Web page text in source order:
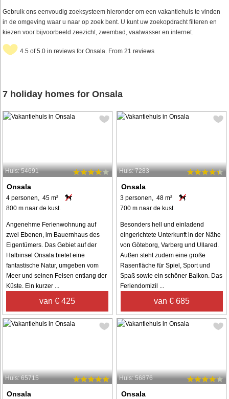
Gebruik ons eenvoudig zoeksysteem hieronder om een vakantiehuis te vinden
in de omgeving waar u naar op zoek bent. U kunt uw zoekopdracht filteren en
kiezen voor bijvoorbeeld zeezicht, zwembad, vaatwasser en internet.
4.5 of 5.0 in reviews for Onsala. From 21 reviews
7 holiday homes for Onsala
Huis: 54691
Onsala
4 personen, 45 m²
800 m naar de kust.
Angenehme Ferienwohnung auf
zwei Ebenen, im Bauernhaus des
Eigentümers. Das Gebiet auf der
Halbinsel Onsala bietet eine
fantastische Natur, umgeben vom
Meer und seinen Felsen entlang der
Küste. Ein kurzer ...
van € 425
Huis: 7283
Onsala
3 personen, 48 m²
700 m naar de kust.
Besonders hell und einladend
eingerichtete Unterkunft in der Nähe
von Göteborg, Varberg und Ullared.
Außen steht zudem eine große
Rasenfläche für Spiel, Sport und
Spaß sowie ein schöner Balkon. Das
Feriendomizil ...
van € 685
Huis: 65715
Onsala
Huis: 56876
Onsala